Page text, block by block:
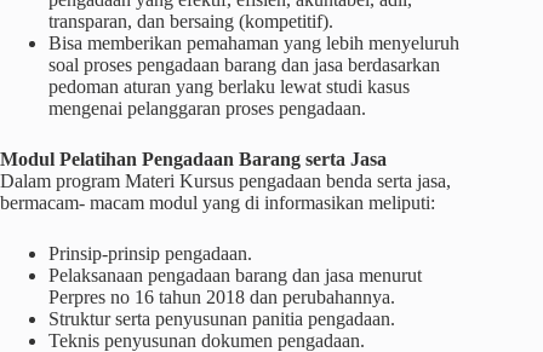
transparan, dan bersaing (kompetitif).
Bisa memberikan pemahaman yang lebih menyeluruh
soal proses pengadaan barang dan jasa berdasarkan
pedoman aturan yang berlaku lewat studi kasus
mengenai pelanggaran proses pengadaan.
Modul Pelatihan Pengadaan Barang serta Jasa
Dalam program Materi Kursus pengadaan benda serta jasa,
bermacam- macam modul yang di informasikan meliputi:
Prinsip-prinsip pengadaan.
Pelaksanaan pengadaan barang dan jasa menurut
Perpres no 16 tahun 2018 dan perubahannya.
Struktur serta penyusunan panitia pengadaan.
Teknis penyusunan dokumen pengadaan.